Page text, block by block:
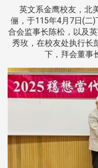
英文系金鹰校友，北
俪，于115年4月7日(二
合会监事长陈松，以及
秀玫，在校友处执行长
下，拜会董事